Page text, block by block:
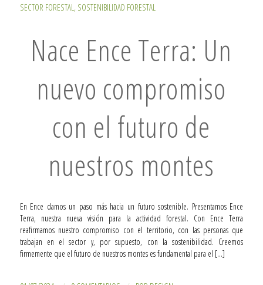
SECTOR FORESTAL , SOSTENIBILIDAD FORESTAL
Nace Ence Terra: Un
nuevo compromiso
con el futuro de
nuestros montes
En Ence damos un paso más hacia un futuro sostenible. Presentamos Ence
Terra, nuestra nueva visión para la actividad forestal. Con Ence Terra
reafirmamos nuestro compromiso con el territorio, con las personas que
trabajan en el sector y, por supuesto, con la sostenibilidad. Creemos
firmemente que el futuro de nuestros montes es fundamental para el […]